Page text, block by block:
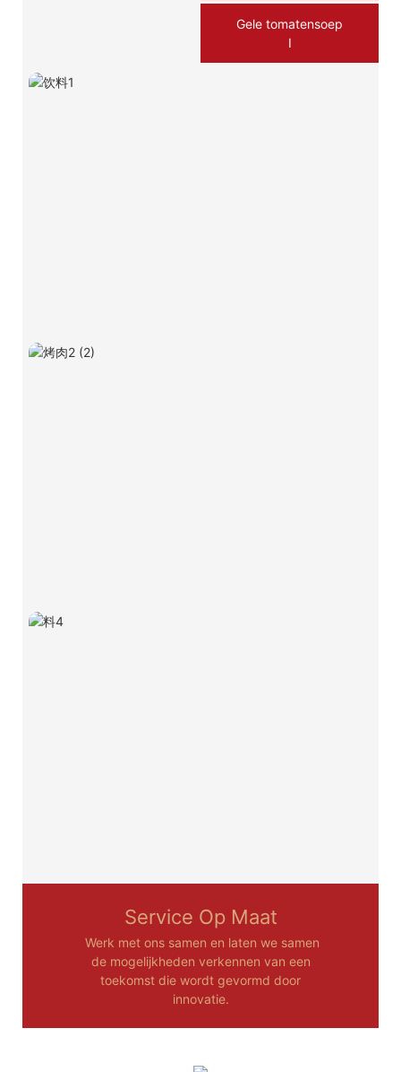
Gele tomatensoep
Ⅰ
Service Op Maat
Werk met ons samen en laten we samen
de mogelijkheden verkennen van een
toekomst die wordt gevormd door
innovatie.